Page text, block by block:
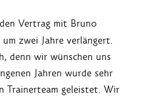
Vertrag mit Bruno
zwei Jahre verlängert.
denn wir wünschen uns
Jahren wurde sehr
Trainerteam geleistet. Wir